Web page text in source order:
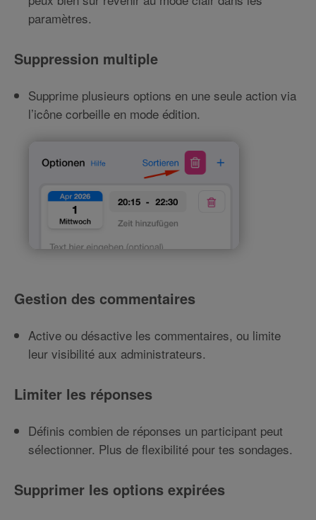
paramètres.
Suppression multiple
Supprime plusieurs options en une seule action via
l’icône corbeille en mode édition.
Gestion des commentaires
Active ou désactive les commentaires, ou limite
leur visibilité aux administrateurs.
Limiter les réponses
Définis combien de réponses un participant peut
sélectionner. Plus de flexibilité pour tes sondages.
Supprimer les options expirées